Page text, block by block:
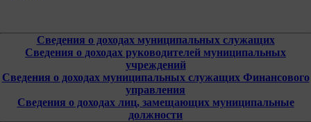
Сведения о доходах муниципальных служащих
Сведения о доходах руководителей муниципальных
учреждений
Сведения о доходах муниципальных служащих Финансового
управления
Сведения о доходах лиц, замещающих муниципальные
должности